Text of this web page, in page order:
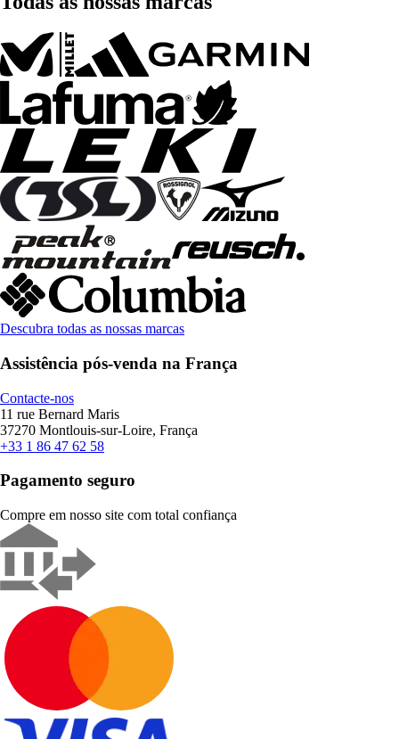
Descubra todas as nossas marcas
Assistência pós-venda na França
Contacte-nos
11 rue Bernard Maris
37270 Montlouis-sur-Loire, França
+33 1 86 47 62 58
Pagamento seguro
Compre em nosso site com total confiança